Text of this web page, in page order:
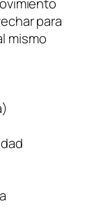
para
mismo